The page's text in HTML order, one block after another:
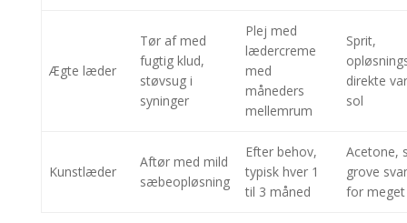
Ægte læder
Tør af med
fugtig klud,
støvsug i
syninger
Plej med
lædercreme
med
måneders
mellemrum
Sprit,
direkte
sol
Kunstlæder
Aftør med mild
sæbeopløsning
Efter behov,
typisk hver 1
til 3 måned
Acetone,
grove
for